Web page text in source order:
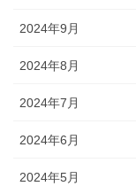
2024年9月
2024年8月
2024年7月
2024年6月
2024年5月